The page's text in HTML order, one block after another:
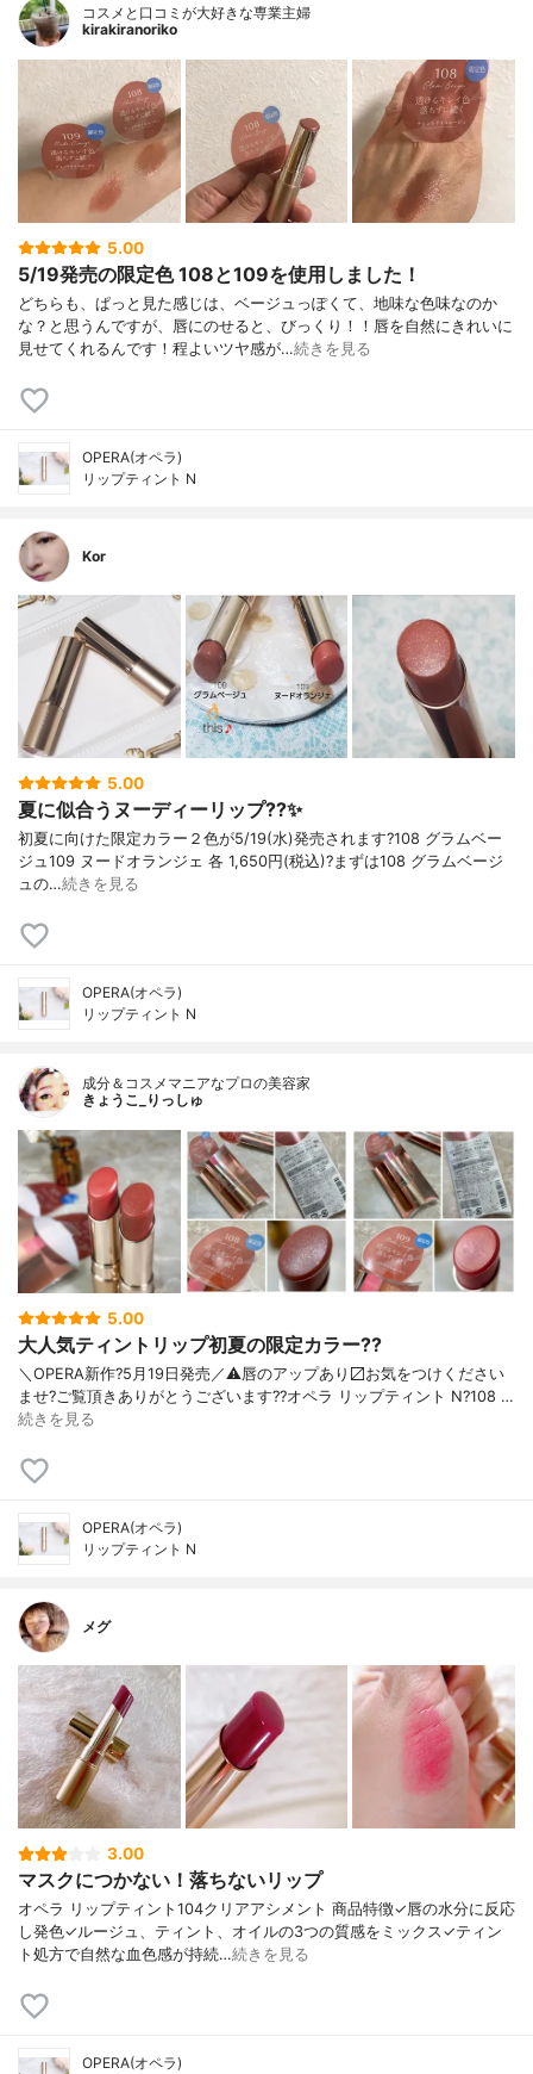
コスメと口コミが大好きな専業主婦
kirakiranoriko
5.00
5/19発売の限定色 108と109を使用しました！
どちらも、ぱっと見た感じは、ベージュっぽくて、地味な色味なのか
な？と思うんですが、唇にのせると、びっくり！！唇を自然にきれいに
見せてくれるんです！程よいツヤ感が…続きを見る
OPERA(オペラ)
リップティント N
Kor
5.00
夏に似合うヌーディーリップ??✨
初夏に向けた限定カラー２色が5/19(水)発売されます?108 グラムベー
ジュ109 ヌードオランジェ 各 1,650円(税込)?まずは108 グラムベージ
ュの…続きを見る
OPERA(オペラ)
リップティント N
成分＆コスメマニアなプロの美容家
きょうこ_りっしゅ
5.00
大人気ティントリップ初夏の限定カラー??
＼OPERA新作?5月19日発売／ ⚠️唇のアップあり〼 お気をつけください
ませ? ご覧頂きありがとうございます? ?オペラ リップティント N ?108 …
続きを見る
OPERA(オペラ)
リップティント N
メグ
3.00
マスクにつかない！落ちないリップ
オペラ リップティント104クリアアシメント 商品特徴✓唇の水分に反応
し発色✓ルージュ、ティント、オイルの3つの質感をミックス✓ティン
ト処方で自然な血色感が持続…続きを見る
OPERA(オペラ)